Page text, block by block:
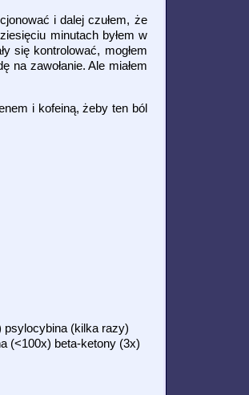
i dalej czułem, że
minutach byłem w
się kontrolować, mogłem
na zawołanie. Ale miałem
i kofeiną, żeby ten ból
psylocybina (kilka razy)
(<100x) beta-ketony (3x)